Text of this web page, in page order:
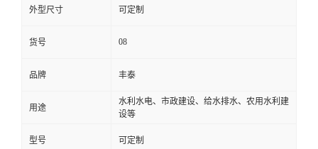
外型尺寸 可定制
货号 08
品牌 丰泰
用途
水利水电、市政建设、给水排水、农用水利建
设等
型号 可定制